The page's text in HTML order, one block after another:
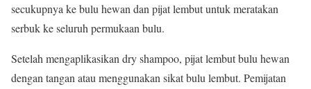
secukupnya ke bulu hewan dan pijat lembut untuk meratakan
serbuk ke seluruh permukaan bulu.
Setelah mengaplikasikan dry shampoo, pijat lembut bulu hewan
dengan tangan atau menggunakan sikat bulu lembut. Pemijatan